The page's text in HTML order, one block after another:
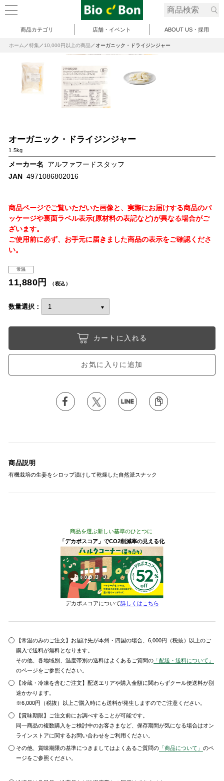
商品カテゴリ 店舗・イベント ABOUT US・採用
ホーム 特集 10,000円以上の商品 オーガニック・ドライジンジャー
オーガニック・ドライジンジャー
1.5kg
メーカー名
アルファフードスタッフ
JAN 4971086802016
商品ページでご覧いただいた画像と、実際にお届けする商品のパ
ッケージや裏面ラベル表示(原材料の表記など)が異なる場合がご
ざいます。
ご使用前に必ず、お手元に届きました商品の表示をご確認くださ
い。
常温
11,880円 （税込）
数量選択：
カートに入れる
お気に入りに追加
商品説明
有機栽培の生姜をシロップ漬けして乾燥した自然派スナック
商品を選ぶ新しい基準のひとつに
「デカボスコア」でCO2削減率の見える化
デカボスコアについて詳しくはこちら
【常温のみのご注文】お届け先が本州・四国の場合、6,000円（税抜）以上のご
購入で送料が無料となります。
その他、各地域別、温度帯別の送料はよくあるご質問の 「配送・送料について」
のページをご参照ください。
【冷蔵・冷凍を含むご注文】配送エリアや購入金額に関わらずクール便送料が別
途かかります。
※6,000円（税抜）以上ご購入時にも送料が発生しますのでご注意ください。
【賞味期限】ご注文前にお調べすることが可能です。
同一商品の複数購入をご検討中のお客さまなど、保存期間が気になる場合はオン
ラインストアに関するお問い合わせをご利用ください。
その他、賞味期限の基準につきましてはよくあるご質問の 「商品について」のペ
ージをご参照ください。